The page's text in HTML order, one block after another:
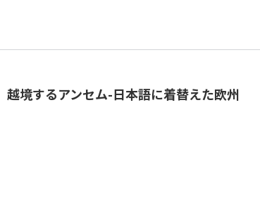
境するアンセム-日本語に着替えた欧州